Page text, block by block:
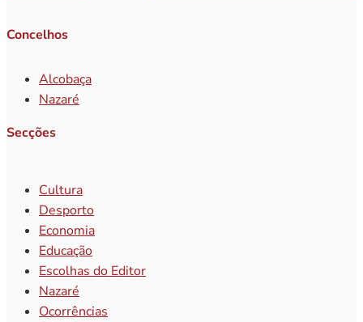
Concelhos
Alcobaça
Nazaré
Secções
Cultura
Desporto
Economia
Educação
Escolhas do Editor
Nazaré
Ocorrências